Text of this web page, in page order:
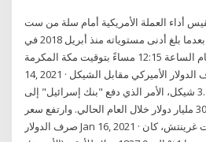
أداء العملة الأمريكية أمام سلة من ست
عملات - عند 89.39 نقطة، بعدما بلغ أدنى مستوياته منذ أبريل 2018 في
وقت سابق، وذلك في تمام الساعة 12:15 مساءً بتوقيت مكة المكرمة. Jan
14, 2021 · وطن: سجل سعر صرف الدولار الأميركي مقابل الشيكل
الإسرائيلي حضيضا جديدا 3.116 شيكل، الأمر الذي دفع "بنك إسرائيل" إلى
الإعلان عن خطة لشراء 30 مليار دولار خلال العام الحالي. وارتفع سعر
صرف الدولار Jan 16, 2021 · وبحلول الساعة 1849 بتوقيت غرينتش، كان